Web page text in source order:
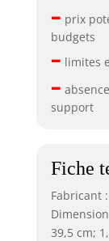
– prix
budgets
– limites
–
support
Fiche
Fabricant
39,5 cm;